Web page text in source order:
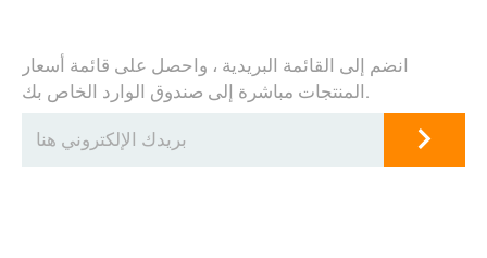
انضم إلى القائمة البريدية ، واحصل على قائمة أسعار
المنتجات مباشرة إلى صندوق الوارد الخاص بك.